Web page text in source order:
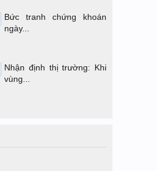
Bức tranh chứng khoán
ngày...
Nhận định thị trường: Khi
vùng...